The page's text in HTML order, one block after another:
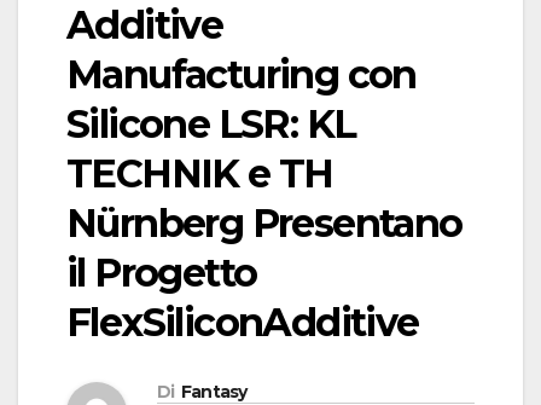
Additive
Manufacturing con
Silicone LSR: KL
TECHNIK e TH
Nürnberg Presentano
il Progetto
FlexSiliconAdditive
Di Fantasy